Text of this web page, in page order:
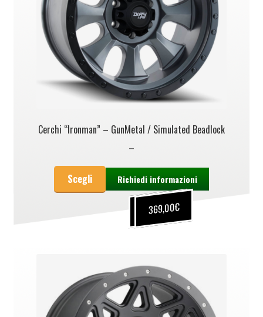
Cerchi “Ironman” – GunMetal / Simulated Beadlock
249,00€
–
369,00€
Scegli Richiedi informazioni